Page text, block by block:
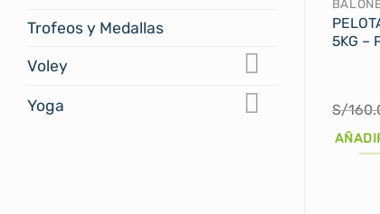
Trofeos y Medallas
Voley
Yoga
5KG –
S/